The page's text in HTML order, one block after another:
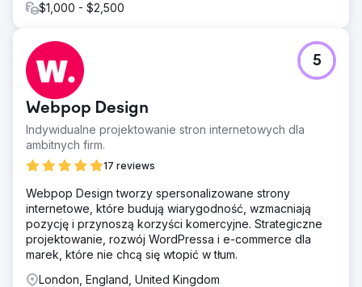
$1,000 - $2,500
Webpop Design
Indywidualne projektowanie stron internetowych dla
ambitnych firm.
17 reviews
5
Webpop Design tworzy spersonalizowane strony
internetowe, które budują wiarygodność, wzmacniają
pozycję i przynoszą korzyści komercyjne. Strategiczne
projektowanie, rozwój WordPressa i e-commerce dla
marek, które nie chcą się wtopić w tłum.
London, England, United Kingdom